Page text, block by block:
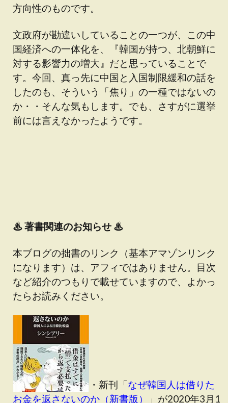
方向性のものです。
文政府が勘違いしていることの一つが、この中
国経済への一体化を、『韓国が持つ、北朝鮮に
対する影響力の増大』だと思っていることで
す。今回、真っ先に中国と入国制限緩和の話を
したのも、そういう「焦り」の一種ではないの
か・・そんな気もします。でも、さすがに選挙
前には言えなかったようです。
♨著書関連のお知らせ ♨
本ブログの拙書のリンク（基本アマゾンリンク
になります）は、アフィではありません。目次
など紹介のつもりで載せていますので、よかっ
たらお読みください。
・新刊「なぜ韓国人は借りた
お金を返さないのか（新書版）
」が2020年3月1